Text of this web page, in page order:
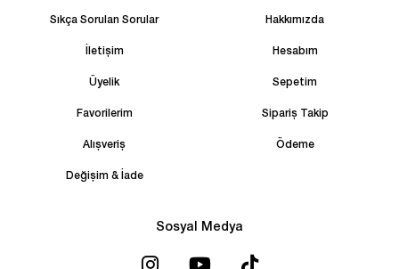
Sıkça Sorulan Sorular Hakkımızda
İletişim Hesabım
Üyelik Sepetim
Favorilerim Sipariş Takip
Alışveriş Ödeme
Değişim & İade
Sosyal Medya